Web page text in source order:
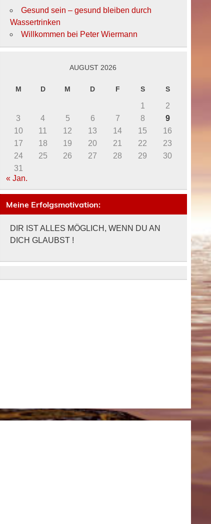
Gesund sein – gesund bleiben durch
Wassertrinken
Willkommen bei Peter Wiermann
AUGUST 2026
M D M D F S S
1
2
3
4 5 6 7 8
9
10
11 12 13 14 15
16
17
18 19 20 21 22
23
24
25 26 27 28 29
30
31
« Jan.
Meine Erfolgsmotivation:
DIR IST ALLES MÖGLICH, WENN DU AN
DICH GLAUBST !